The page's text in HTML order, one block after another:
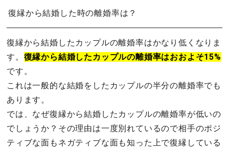
復縁から結婚した時の離婚率は？
復縁から結婚したカップルの離婚率はかなり低くなりま
す。 復縁から結婚したカップルの離婚率はおおよそ15%
です。
これは一般的な結婚をしたカップルの半分の離婚率でも
あります。
では、なぜ復縁から結婚したカップルの離婚率が低いの
でしょうか？その理由は一度別れているので相手のポジ
ティブな面もネガティブな面も知った上で復縁している